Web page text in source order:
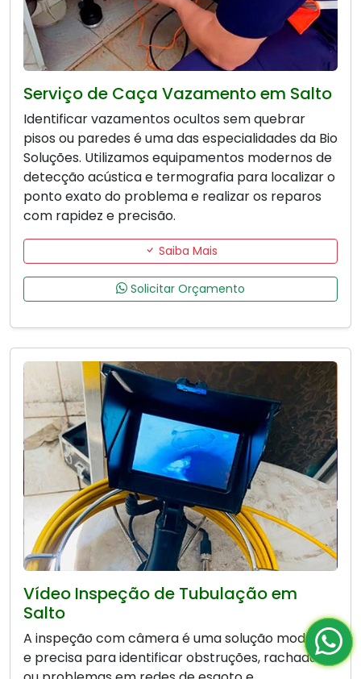
Serviço de Caça Vazamento em Salto
Identificar vazamentos ocultos sem quebrar
pisos ou paredes é uma das especialidades da Bio
Soluções. Utilizamos equipamentos modernos de
detecção acústica e termografia para localizar o
ponto exato do problema e realizar os reparos
com rapidez e precisão.
Saiba Mais
Solicitar Orçamento
Vídeo Inspeção de Tubulação em
Salto
A inspeção com câmera é uma solução moderna
e precisa para identificar obstruções, rachaduras